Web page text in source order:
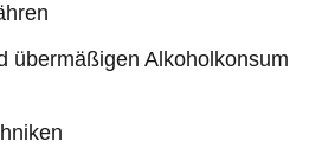
übermäßigen Alkoholkonsum